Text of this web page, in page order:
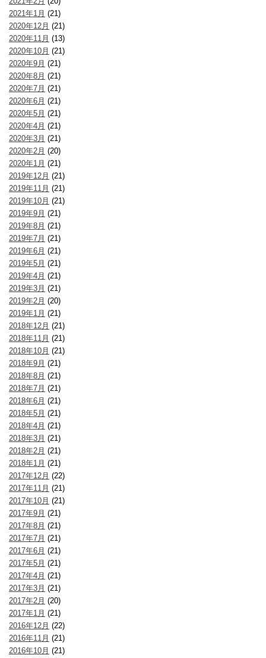
2021年1月 (21)
2020年12月 (21)
2020年11月 (13)
2020年10月 (21)
2020年9月 (21)
2020年8月 (21)
2020年7月 (21)
2020年6月 (21)
2020年5月 (21)
2020年4月 (21)
2020年3月 (21)
2020年2月 (20)
2020年1月 (21)
2019年12月 (21)
2019年11月 (21)
2019年10月 (21)
2019年9月 (21)
2019年8月 (21)
2019年7月 (21)
2019年6月 (21)
2019年5月 (21)
2019年4月 (21)
2019年3月 (21)
2019年2月 (20)
2019年1月 (21)
2018年12月 (21)
2018年11月 (21)
2018年10月 (21)
2018年9月 (21)
2018年8月 (21)
2018年7月 (21)
2018年6月 (21)
2018年5月 (21)
2018年4月 (21)
2018年3月 (21)
2018年2月 (21)
2018年1月 (21)
2017年12月 (22)
2017年11月 (21)
2017年10月 (21)
2017年9月 (21)
2017年8月 (21)
2017年7月 (21)
2017年6月 (21)
2017年5月 (21)
2017年4月 (21)
2017年3月 (21)
2017年2月 (20)
2017年1月 (21)
2016年12月 (22)
2016年11月 (21)
2016年10月 (21)